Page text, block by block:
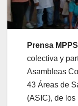
Prensa
colectiva y
Asambleas
43 Áreas de
(ASIC), de